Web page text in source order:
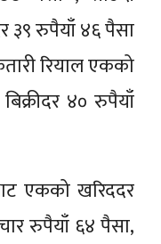
३९ रुपैयाँ ४६ पैसा
रियाल एकको
४० रुपैयाँ
एकको खरिददर
रुपैयाँ ६४ पैसा,